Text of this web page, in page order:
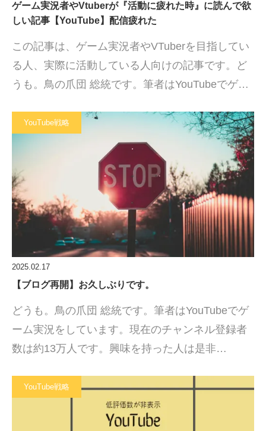
ゲーム実況者やVtuberが『活動に疲れた時』に読んで欲
しい記事【YouTube】配信疲れた
この記事は、ゲーム実況者やVTuberを目指してい
る人、実際に活動している人向けの記事です。ど
うも。鳥の爪団 総統です。筆者はYouTubeでゲ…
YouTube戦略
2025.02.17
【ブログ再開】お久しぶりです。
どうも。鳥の爪団 総統です。筆者はYouTubeでゲ
ーム実況をしています。現在のチャンネル登録者
数は約13万人です。興味を持った人は是非…
YouTube戦略